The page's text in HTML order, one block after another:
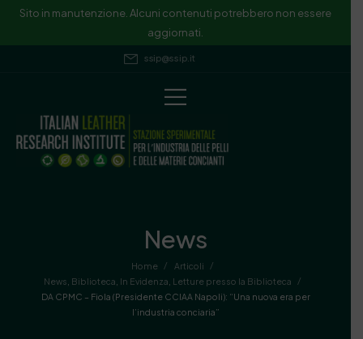
Sito in manutenzione. Alcuni contenuti potrebbero non essere
aggiornati.
ssip@ssip.it
News
Home / Articoli
/
News Biblioteca In Evidenza Letture presso la Biblioteca
/
DA CPMC – Fiola (Presidente CCIAA Napoli): “Una nuova era per
l’industria conciaria”